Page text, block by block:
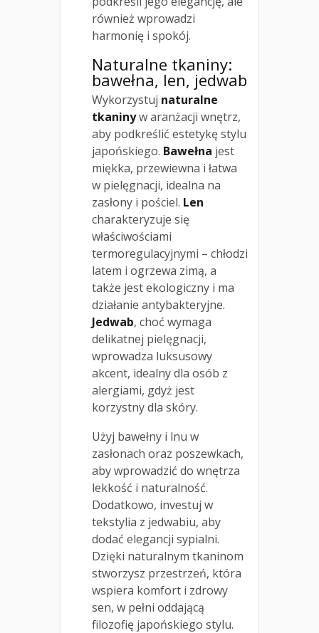
również wprowadzi
harmonię i spokój.
Naturalne tkaniny:
bawełna, len, jedwab
Wykorzystuj naturalne
tkaninyw aranżacji wnętrz,
aby podkreślić estetykę stylu
japońskiego. Bawełna jest
miękka, przewiewna i łatwa
w pielęgnacji, idealna na
zasłony i pościel. Len
charakteryzuje się
właściwościami
termoregulacyjnymi – chłodzi
latem i ogrzewa zimą, a
także jest ekologiczny i ma
działanie antybakteryjne.
Jedwab, choć wymaga
delikatnej pielęgnacji,
wprowadza luksusowy
akcent, idealny dla osób z
alergiami, gdyż jest
korzystny dla skóry.
Użyj bawełny i lnu w
zasłonach oraz poszewkach,
aby wprowadzić do wnętrza
lekkość i naturalność.
Dodatkowo, investuj w
tekstylia z jedwabiu, aby
dodać elegancji sypialni.
Dzięki naturalnym tkaninom
stworzysz przestrzeń, która
wspiera komfort i zdrowy
sen, w pełni oddającą
filozofię japońskiego stylu.